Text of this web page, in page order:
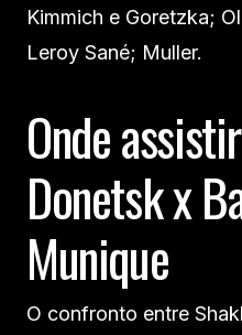
Kimmich e Goretzka;
Leroy Sané; Muller.
Onde
Donetsk x
Munique
O confronto entre